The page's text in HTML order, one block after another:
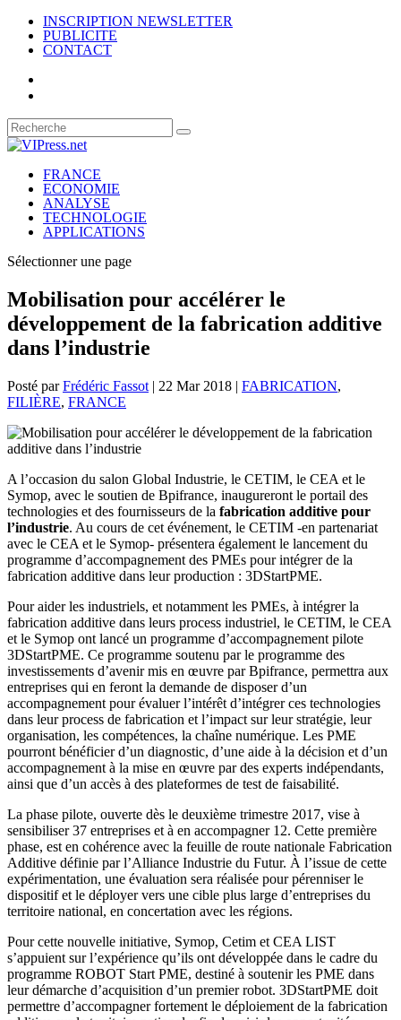
INSCRIPTION NEWSLETTER
PUBLICITE
CONTACT
FRANCE
ECONOMIE
ANALYSE
TECHNOLOGIE
APPLICATIONS
Sélectionner une page
Mobilisation pour accélérer le
développement de la fabrication additive
dans l’industrie
Posté parFrédéric Fassot | 22 Mar 2018 | FABRICATION,
FILIÈRE, FRANCE
A l’occasion du salon Global Industrie, le CETIM, le CEA et le
Symop, avec le soutien de Bpifrance, inaugureront le portail des
technologies et des fournisseurs de la fabrication additive pour
l’industrie. Au cours de cet événement, le CETIM -en partenariat
avec le CEA et le Symop- présentera également le lancement du
programme d’accompagnement des PMEs pour intégrer de la
fabrication additive dans leur production : 3DStartPME.
Pour aider les industriels, et notamment les PMEs, à intégrer la
fabrication additive dans leurs process industriel, le CETIM, le CEA
et le Symop ont lancé un programme d’accompagnement pilote
3DStartPME. Ce programme soutenu par le programme des
investissements d’avenir mis en œuvre par Bpifrance, permettra aux
entreprises qui en feront la demande de disposer d’un
accompagnement pour évaluer l’intérêt d’intégrer ces technologies
dans leur process de fabrication et l’impact sur leur stratégie, leur
organisation, les compétences, la chaîne numérique. Les PME
pourront bénéficier d’un diagnostic, d’une aide à la décision et d’un
accompagnement à la mise en œuvre par des experts indépendants,
ainsi que d’un accès à des plateformes de test de faisabilité.
La phase pilote, ouverte dès le deuxième trimestre 2017, vise à
sensibiliser 37 entreprises et à en accompagner 12. Cette première
phase, est en cohérence avec la feuille de route nationale Fabrication
Additive définie par l’Alliance Industrie du Futur. À l’issue de cette
expérimentation, une évaluation sera réalisée pour pérenniser le
dispositif et le déployer vers une cible plus large d’entreprises du
territoire national, en concertation avec les régions.
Pour cette nouvelle initiative, Symop, Cetim et CEA LIST
s’appuient sur l’expérience qu’ils ont développée dans le cadre du
programme ROBOT Start PME, destiné à soutenir les PME dans
leur démarche d’acquisition d’un premier robot. 3DStartPME doit
permettre d’accompagner fortement le déploiement de la fabrication